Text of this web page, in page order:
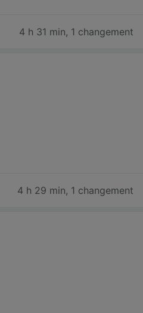
4 h 31 min, 1 changement
4 h 29 min, 1 changement